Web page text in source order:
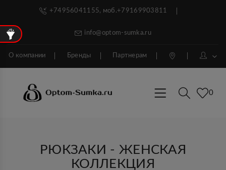
+74956041155, моб.+79169903811
info@optom-sumka.ru
О компании Бренды Партнерам
0
РЮКЗАКИ - ЖЕНСКАЯ
КОЛЛЕКЦИЯ